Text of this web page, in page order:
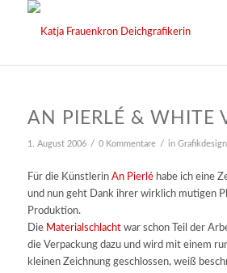
AN PIERLÉ & WHITE
1. August 2006 / 0 Kommentare / in Grafikdesign
Für die Künstlerin An Pierléhabe ich eine
und nun geht Dank ihrer wirklich mutigen
Produktion.
Die Materialschlachtwar schon Teil der
die Verpackung dazu und wird mit einem
kleinen Zeichnung geschlossen, weiß